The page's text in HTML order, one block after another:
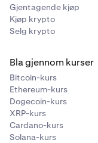
Gjentagende kjøp
Kjøp krypto
Selg krypto
Bla gjennom kurser
Bitcoin-kurs
Ethereum-kurs
Dogecoin-kurs
XRP-kurs
Cardano-kurs
Solana-kurs